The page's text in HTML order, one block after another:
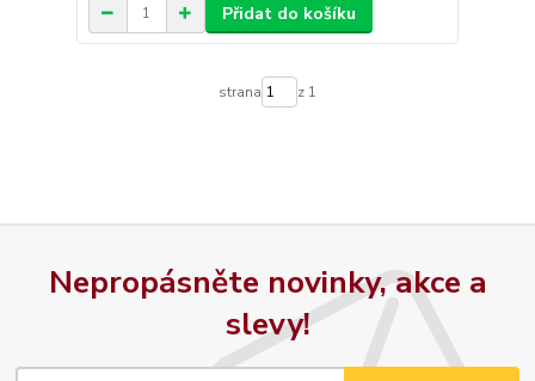
Přidat do košíku
strana z 1
Nepropásněte novinky, akce a
slevy!